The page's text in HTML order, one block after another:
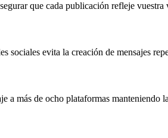
que cada publicación refleje vuestra
sociales evita la creación de mensajes
a más de ocho plataformas manteniendo